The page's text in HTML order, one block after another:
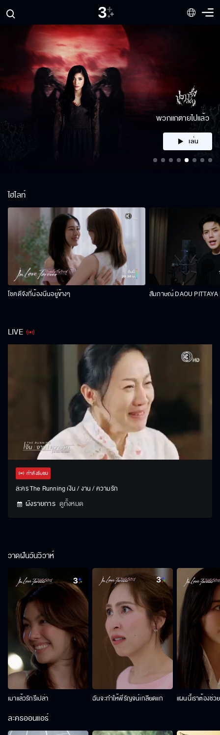
คลิก
ไฮไลท์
โชคดีจังที่น้องนีนอยู่ข้างๆ สัมภาษณ์ DAOU PITTAYA
LIVE
UnmuteStream
กำลังรับชม
ละคร The Running เงิน / งาน / ความรัก
ผังรายการ ดูทั้งหมด
วาดฝันวันวิวาห์
เมาแล้วรักรึเปล่า ฉันจะทำให้พี่รัญจน์เกลียดแก แผนนี้เราต้องช่ว
ละครออนแอร์